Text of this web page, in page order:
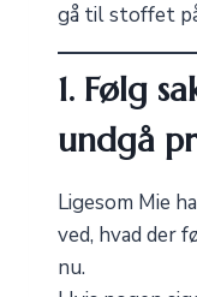
gå til stoffet
1. Følg
undgå
Ligesom Mie
ved, hvad der
nu.